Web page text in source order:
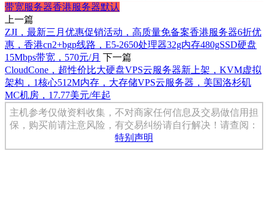
带宽服务器香港服务器默认
上一篇
ZJI，最新三月优惠促销活动，高质量免备案香港服务器6折优
惠，香港cn2+bgp线路，E5-2650处理器32g内存480gSSD硬盘
15Mbps带宽，570元/月 下一篇
CloudCone，超性价比大硬盘VPS云服务器新上架，KVM虚拟
架构，1核心512M内存，大存储VPS云服务器，美国洛杉矶
MC机房，17.77美元/年起
主机参考仅做资料收集，不对商家任何信息及交易做信用担
保，购买前请注意风险，有交易纠纷请自行解决！请查阅：
特别声明